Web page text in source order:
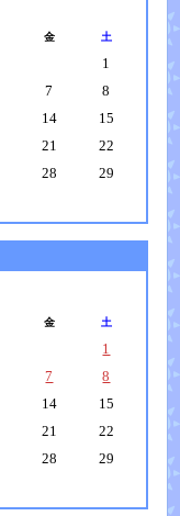
金 土
1
7
8
14
15
21
22
28
29
金 土
1
7
8
14
15
21
22
28
29